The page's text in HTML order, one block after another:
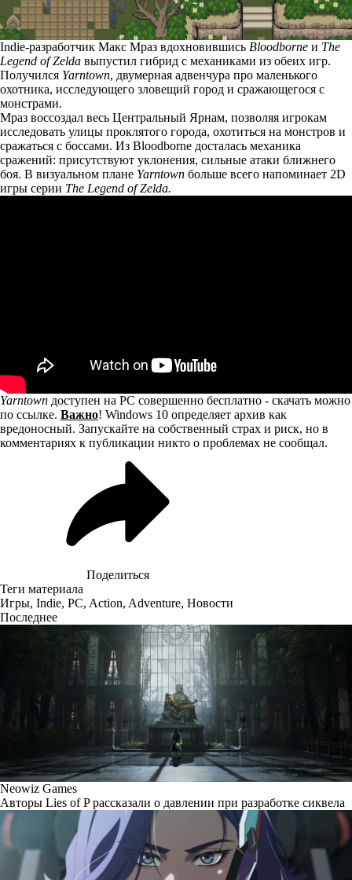
Indie-разработчик Макс Мраз вдохновившись Bloodborne и The
Legend of Zelda выпустил гибрид с механиками из обеих игр.
Получился Yarntown, двумерная адвенчура про маленького
охотника, исследующего зловещий город и сражающегося с
монстрами.
Мраз воссоздал весь Центральный Ярнам, позволяя игрокам
исследовать улицы проклятого города, охотиться на монстров и
сражаться с боссами. Из Bloodborne досталась механика
сражений: присутствуют уклонения, сильные атаки ближнего
боя. В визуальном плане Yarntown больше всего напоминает 2D
игры серии The Legend of Zelda.
Yarntown доступен на PC совершенно бесплатно - скачать можно
по ссылке. Важно! Windows 10 определяет архив как
вредоносный. Запускайте на собственный страх и риск, но в
комментариях к публикации никто о проблемах не сообщал.
Поделиться
Теги материала
Игры, Indie, PC, Action, Adventure, Новости
Последнее
Neowiz Games
Авторы Lies of P рассказали о давлении при разработке сиквела